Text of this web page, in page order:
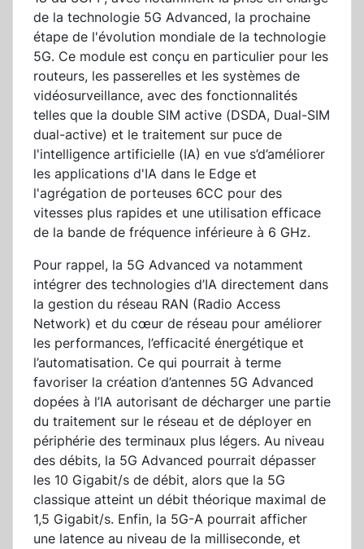
de la technologie 5G Advanced, la prochaine
étape de l'évolution mondiale de la technologie
5G. Ce module est conçu en particulier pour les
routeurs, les passerelles et les systèmes de
vidéosurveillance, avec des fonctionnalités
telles que la double SIM active (DSDA, Dual-SIM
dual-active) et le traitement sur puce de
l'intelligence artificielle (IA) en vue s’d’améliorer
les applications d'IA dans le Edge et
l'agrégation de porteuses 6CC pour des
vitesses plus rapides et une utilisation efficace
de la bande de fréquence inférieure à 6 GHz.
Pour rappel, la 5G Advanced va notamment
intégrer des technologies d’IA directement dans
la gestion du réseau RAN (Radio Access
Network) et du cœur de réseau pour améliorer
les performances, l’efficacité énergétique et
l’automatisation. Ce qui pourrait à terme
favoriser la création d’antennes 5G Advanced
dopées à l’IA autorisant de décharger une partie
du traitement sur le réseau et de déployer en
périphérie des terminaux plus légers. Au niveau
des débits, la 5G Advanced pourrait dépasser
les 10 Gigabit/s de débit, alors que la 5G
classique atteint un débit théorique maximal de
1,5 Gigabit/s. Enfin, la 5G-A pourrait afficher
une latence au niveau de la milliseconde, et